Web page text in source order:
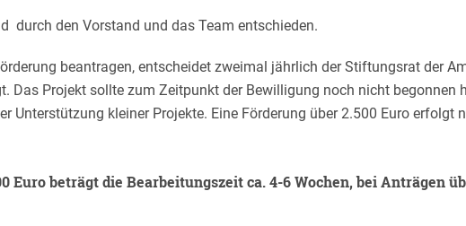
durch den Vorstand und das Team entschieden.
beantragen, entscheidet zweimal jährlich der Stiftungsrat der
Das Projekt sollte zum Zeitpunkt der Bewilligung noch nicht begonnen
Unterstützung kleiner Projekte. Eine Förderung über 2.500 Euro erfolgt
Euro beträgt die Bearbeitungszeit ca. 4-6 Wochen, bei Anträgen